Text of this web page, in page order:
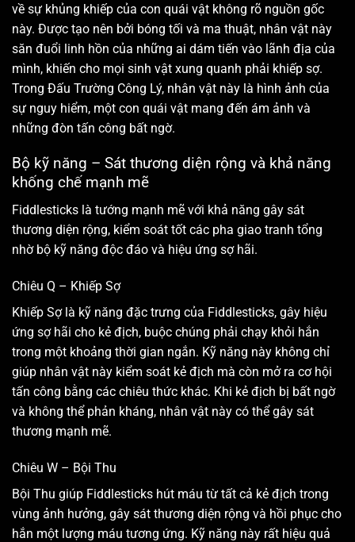
về sự khủng khiếp của con quái vật không rõ nguồn gốc
này. Được tạo nên bởi bóng tối và ma thuật, nhân vật này
săn đuổi linh hồn của những ai dám tiến vào lãnh địa của
mình, khiến cho mọi sinh vật xung quanh phải khiếp sợ.
Trong Đấu Trường Công Lý, nhân vật này là hình ảnh của
sự nguy hiểm, một con quái vật mang đến ám ảnh và
những đòn tấn công bất ngờ.
Bộ kỹ năng – Sát thương diện rộng và khả năng
khống chế mạnh mẽ
Fiddlesticks là tướng mạnh mẽ với khả năng gây sát
thương diện rộng, kiểm soát tốt các pha giao tranh tổng
nhờ bộ kỹ năng độc đáo và hiệu ứng sợ hãi.
Chiêu Q – Khiếp Sợ
Khiếp Sợ là kỹ năng đặc trưng của Fiddlesticks, gây hiệu
ứng sợ hãi cho kẻ địch, buộc chúng phải chạy khỏi hắn
trong một khoảng thời gian ngắn. Kỹ năng này không chỉ
giúp nhân vật này kiểm soát kẻ địch mà còn mở ra cơ hội
tấn công bằng các chiêu thức khác. Khi kẻ địch bị bất ngờ
và không thể phản kháng, nhân vật này có thể gây sát
thương mạnh mẽ.
Chiêu W – Bội Thu
Bội Thu giúp Fiddlesticks hút máu từ tất cả kẻ địch trong
vùng ảnh hưởng, gây sát thương diện rộng và hồi phục cho
hắn một lượng máu tương ứng. Kỹ năng này rất hiệu quả